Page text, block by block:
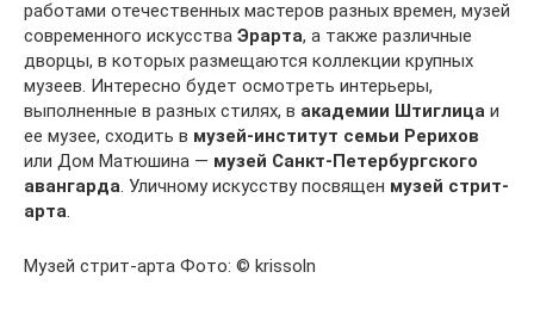
работами отечественных мастеров разных времен, музей
современного искусства Эрарта, а также различные
дворцы, в которых размещаются коллекции крупных
музеев. Интересно будет осмотреть интерьеры,
выполненные в разных стилях, в академии Штиглица и
ее музее, сходить в музей-институт семьи Рерихов
или Дом Матюшина — музей Санкт-Петербургского
авангарда. Уличному искусству посвящен музей стрит-
арта.
Музей стрит-арта Фото: © krissoln